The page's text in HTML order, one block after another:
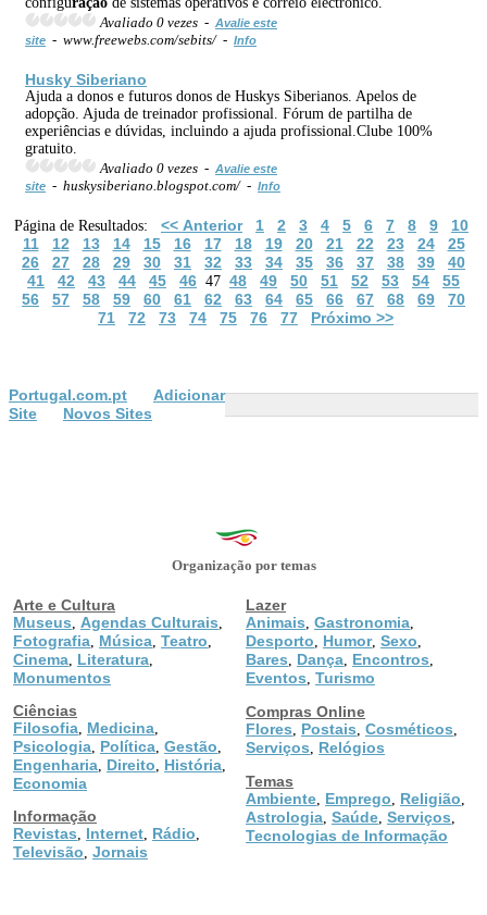
Avaliado 0 vezes - Avalie este
site - www.freewebs.com/sebits/ - Info
Husky Siberiano
Ajuda a donos e futuros donos de Huskys Siberianos. Apelos de
adopção. Ajuda de treinador profissional. Fórum de partilha de
experiências e dúvidas, incluindo a ajuda profissional.Clube 100%
gratuito.
Avaliado 0 vezes - Avalie este
site - huskysiberiano.blogspot.com/ - Info
Página de Resultados: << Anterior 1 2 3 4 5 6 7 8 9
10
11
12 13 14 15 16 17 18 19 20 21 22 23 24
25
26
27 28 29 30 31 32 33 34 35 36 37 38 39
40
41
42 43 44 45 46 47 48 49 50 51 52 53 54
55
56
57 58 59 60 61 62 63 64 65 66 67 68 69
70
71
72 73 74 75 76 77 Próximo >>
Portugal.com.pt
Adicionar
Site
Novos Sites
Organização por temas
Arte e Cultura
Museus
Agendas Culturais
Fotografia Música Teatro
Cinema Literatura
Monumentos
Ciências
Filosofia Medicina
Psicologia Política Gestão
Engenharia Direito História
Economia
Informação
Revistas
Internet Rádio
Televisão Jornais
Lazer
Animais Gastronomia
Desporto Humor, Sexo
Bares Dança Encontros
Eventos Turismo
Compras Online
Flores
Postais Cosméticos
Serviços
Relógios
Temas
Ambiente Emprego Religião
Astrologia Saúde Serviços
Tecnologias de Informação